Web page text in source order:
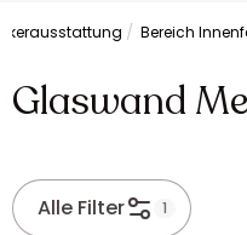
Bereich
Glaswand
Alle Filter 1